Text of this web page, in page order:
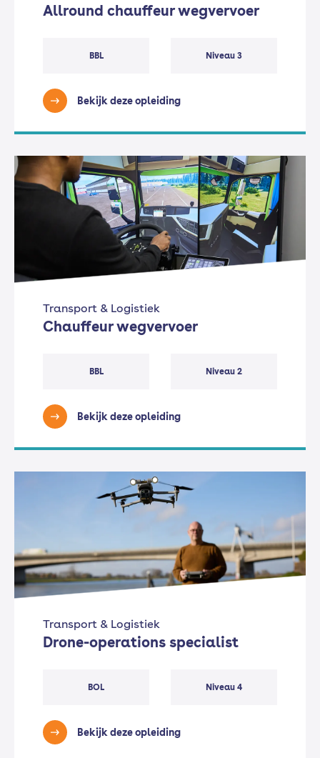
Allround chauffeur wegvervoer
BBL Niveau 3
Bekijk deze opleiding
Transport & Logistiek
Chauffeur wegvervoer
BBL Niveau 2
Bekijk deze opleiding
Transport & Logistiek
Drone-operations specialist
BOL Niveau 4
Bekijk deze opleiding